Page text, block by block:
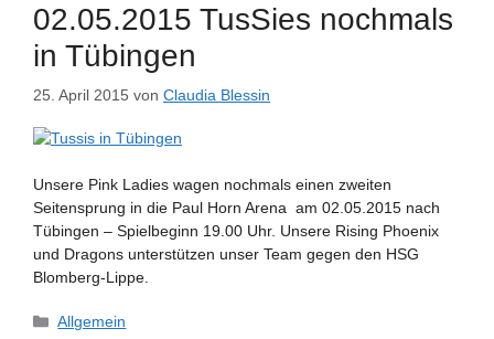
02.05.2015 TusSies nochmals
in Tübingen
25. April 2015 von Claudia Blessin
Unsere Pink Ladies wagen nochmals einen zweiten
Seitensprung in die Paul Horn Arena am 02.05.2015 nach
Tübingen – Spielbeginn 19.00 Uhr. Unsere Rising Phoenix
und Dragons unterstützen unser Team gegen den HSG
Blomberg-Lippe.
Kategorien
Allgemein